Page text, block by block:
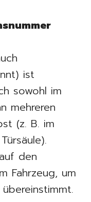
ist
sowohl im
mehreren
(z. B. im
den
Fahrzeug, um